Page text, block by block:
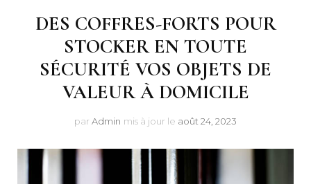
DES COFFRES-FORTS POUR
STOCKER EN TOUTE
SÉCURITÉ VOS OBJETS DE
VALEUR À DOMICILE
par Admin mis à jour le août 24, 2023